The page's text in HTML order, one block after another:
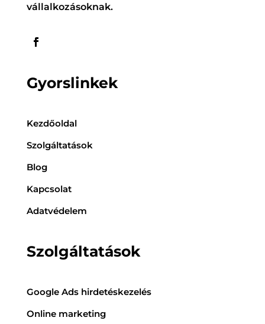
vállalkozásoknak.
Gyorslinkek
Kezdőoldal
Szolgáltatások
Blog
Kapcsolat
Adatvédelem
Szolgáltatások
Google Ads hirdetéskezelés
Online marketing